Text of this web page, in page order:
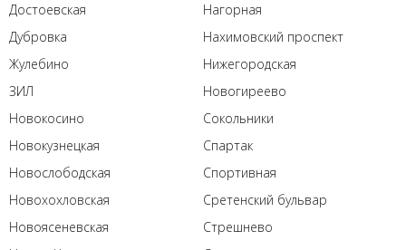
Достоевская
Дубровка
Жулебино
ЗИЛ
Нагорная
Нахимовский проспект
Нижегородская
Новогиреево
Новокосино
Новокузнецкая
Новослободская
Новохохловская
Новоясеневская
Сокольники
Спартак
Спортивная
Сретенский бульвар
Стрешнево